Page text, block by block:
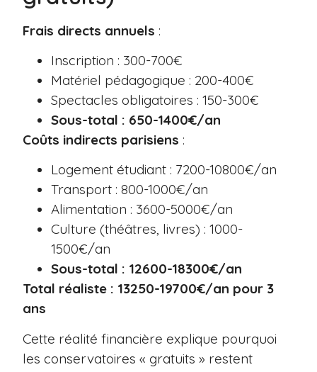
Frais directs annuels :
Inscription : 300-700€
Matériel pédagogique : 200-400€
Spectacles obligatoires : 150-300€
Sous-total : 650-1400€/an
Coûts indirects parisiens :
Logement étudiant : 7200-10800€/an
Transport : 800-1000€/an
Alimentation : 3600-5000€/an
Culture (théâtres, livres) : 1000-
1500€/an
Sous-total : 12600-18300€/an
Total réaliste : 13250-19700€/an pour 3
ans
Cette réalité financière explique pourquoi
les conservatoires « gratuits » restent